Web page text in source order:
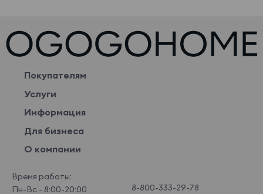
Покупателям
Услуги
Информация
Для бизнеса
О компании
Время работы:
Пн-Вс - 8:00-20:00
8-800-333-29-78